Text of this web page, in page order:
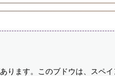
ります。このブドウは、スペ